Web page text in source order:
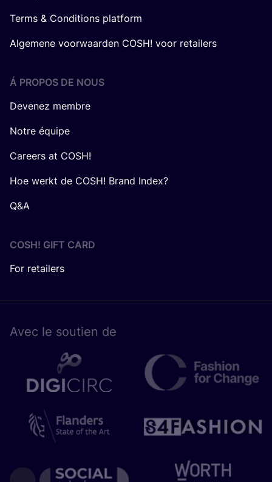
Terms & Conditions platform
Algemene voorwaarden COSH! voor retailers
Á PROPOS DE NOUS
Devenez membre
Notre équipe
Careers at COSH!
Hoe werkt de COSH! Brand Index?
Q&A
COSH! GIFT CARD
For retailers
Avec le sou­tien de